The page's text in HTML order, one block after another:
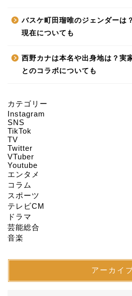
バスケ町田瑠唯のジェンダーは
現在についても
西野カナは本名や出身地は？実
とのコラボについても
カテゴリー
Instagram
SNS
TikTok
TV
Twitter
VTuber
Youtube
エンタメ
コラム
スポーツ
テレビCM
ドラマ
芸能総合
音楽
アーカイ